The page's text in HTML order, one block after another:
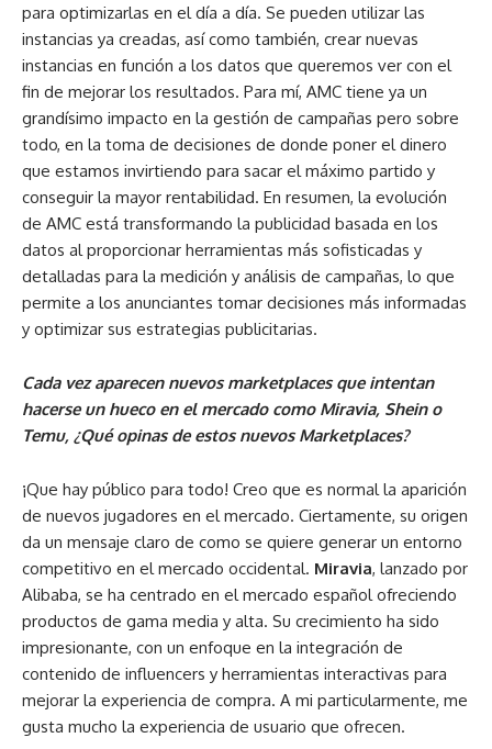
para optimizarlas en el día a día. Se pueden utilizar las
instancias ya creadas, así como también, crear nuevas
instancias en función a los datos que queremos ver con el
fin de mejorar los resultados. Para mí, AMC tiene ya un
grandísimo impacto en la gestión de campañas pero sobre
todo, en la toma de decisiones de donde poner el dinero
que estamos invirtiendo para sacar el máximo partido y
conseguir la mayor rentabilidad. En resumen, la evolución
de AMC está transformando la publicidad basada en los
datos al proporcionar herramientas más sofisticadas y
detalladas para la medición y análisis de campañas, lo que
permite a los anunciantes tomar decisiones más informadas
y optimizar sus estrategias publicitarias.
Cada vez aparecen nuevos marketplaces que intentan
hacerse un hueco en el mercado como Miravia, Shein o
Temu, ¿Qué opinas de estos nuevos Marketplaces?
¡Que hay público para todo! Creo que es normal la aparición
de nuevos jugadores en el mercado. Ciertamente, su origen
da un mensaje claro de como se quiere generar un entorno
competitivo en el mercado occidental. Miravia, lanzado por
Alibaba, se ha centrado en el mercado español ofreciendo
productos de gama media y alta. Su crecimiento ha sido
impresionante, con un enfoque en la integración de
contenido de influencers y herramientas interactivas para
mejorar la experiencia de compra. A mi particularmente, me
gusta mucho la experiencia de usuario que ofrecen.